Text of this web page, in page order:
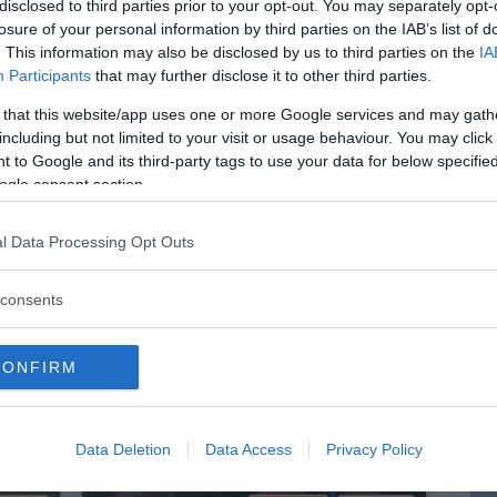
to third parties prior to your opt-out. You may separately
of your personal information by third parties on the IAB’s list of
This information may also be disclosed by us to third parties on the
Participants that may further disclose it to other third parties.
that this website/app uses one or more Google services and may
but not limited to your visit or usage behaviour. You may
to Google and its third-party tags to use your data for below
consent section.
Data Processing Opt Outs
Data Deletion Data Access Privacy Policy
tra
dei
RELAZIONI VIOLENZA
L'autoaggressività nella
psicanalisi
L'autoaggressività è una forma di
attraverso il...